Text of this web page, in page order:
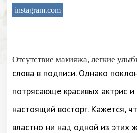
instagram.com
Отсутствие макияжа, легкие
слова в подписи. Однако
потрясающе красивых актрис
настоящий восторг. Кажется,
властно ни над одной из этих